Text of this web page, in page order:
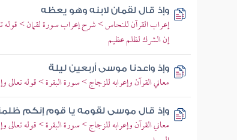
وإذ قال لقمان لابنه وهو يعظه
إعراب القرآن للنحاس > شرح إعراب سورة لقمان > قوله
إن الشرك لظلم عظيم
وإذ واعدنا موسى أربعين ليلة
معاني القرآن وإعرابه للزجاج > سورة البقرة > قوله تعالى
وإذ قال موسى لقومه يا قوم إنكم
معاني القرآن وإعرابه للزجاج > سورة البقرة > قوله